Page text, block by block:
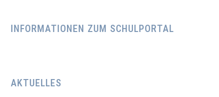
INFORMATIONEN ZUM SCHULPORTAL
AKTUELLES